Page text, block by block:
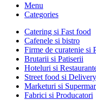
Menu
Categories
Catering si Fast food
Cafenele si bistro
Firme de curatenie si
Brutarii si Patiserii
Hoteluri si
Street food si Delivery
Marketuri si
Fabrici si Producatori